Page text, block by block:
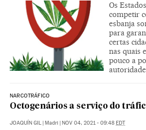
Os
competir
esbanja
para
certas
nas quais
pouco a
NARCOTRÁFICO
Octogenários a serviço do
JOAQUÍN GIL Madri NOV 04, 2021 - 09:48 EDT